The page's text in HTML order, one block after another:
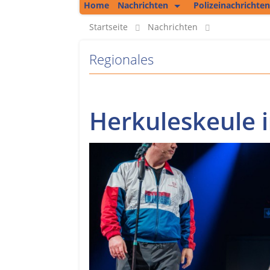
Home
Nachrichten
Kolumne
Unsere Podcasts
Polizeinachrichten
Startseite
Nachrichten
Regionales
Herkuleskeule